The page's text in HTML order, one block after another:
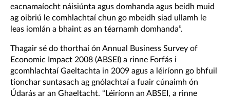
eacnamaíocht náisiúnta agus domhanda agus beidh muid
ag oibriú le comhlachtaí chun go mbeidh siad ullamh le
leas iomlán a bhaint as an téarnamh domhanda”.
Thagair sé do thorthaí ón Annual Business Survey of
Economic Impact 2008 (ABSEI) a rinne Forfás i
gcomhlachtaí Gaeltachta in 2009 agus a léiríonn go bhfuil
tionchar suntasach ag gnólachtaí a fuair cúnaimh ón
Údarás ar an Ghaeltacht. “Léiríonn an ABSEI, a rinne